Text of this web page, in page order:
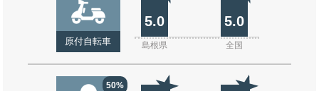
原付自転車
5.0 5.0
島根県 全国
50%